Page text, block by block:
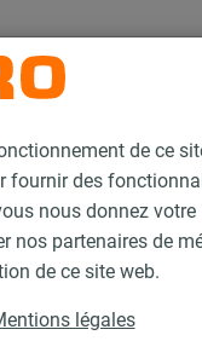
de ce
fournir des
nous donnez votre
nos partenaires de
de ce site web.
légales